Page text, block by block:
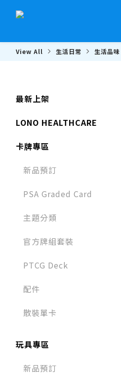
View All 生活日常 生活品味
最新上架
LONO HEALTHCARE
卡牌專區
新品預訂
PSA Graded Card
主題分類
官方牌組套裝
PTCG Deck
配件
散裝單卡
玩具專區
新品預訂